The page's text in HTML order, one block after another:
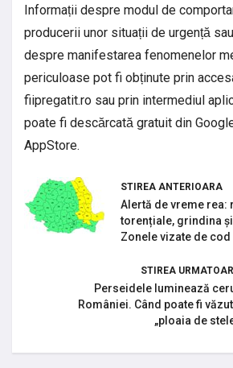
Informații despre modul de
producerii unor situații de urgență
despre manifestarea fenomenelor
periculoase pot fi obținute prin
fiipregatit.ro sau prin intermediul
poate fi descărcată gratuit din
AppStore.
STIREA ANTERIOARA
Alertă de vreme rea:
torențiale, grindina
Zonele vizate de
STIREA
Perseidele luminează
României. Când poate fi
„ploaia de